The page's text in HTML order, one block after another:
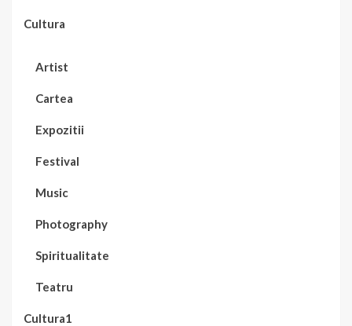
Cultura
Artist
Cartea
Expozitii
Festival
Music
Photography
Spiritualitate
Teatru
Cultura1